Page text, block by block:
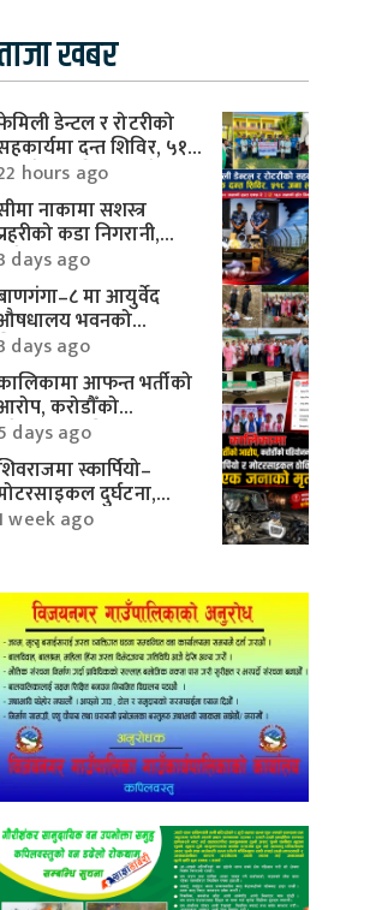
खबर
डेन्टल र रोटरीको
दन्त शिविर, ५१८
पाए निःशुल्क सेवा
hours ago
नाकामा सशस्त्र
कडा निगरानी,
१० लाखका
बरामद
days ago
मा आयुर्वेद
भवनको
सम्पन्न
days ago
आफन्त भर्तीको
करोडौँको
गम्भीर प्रश्न
days ago
स्कार्पियो–
दुर्घटना,
मृत्यु
week ago